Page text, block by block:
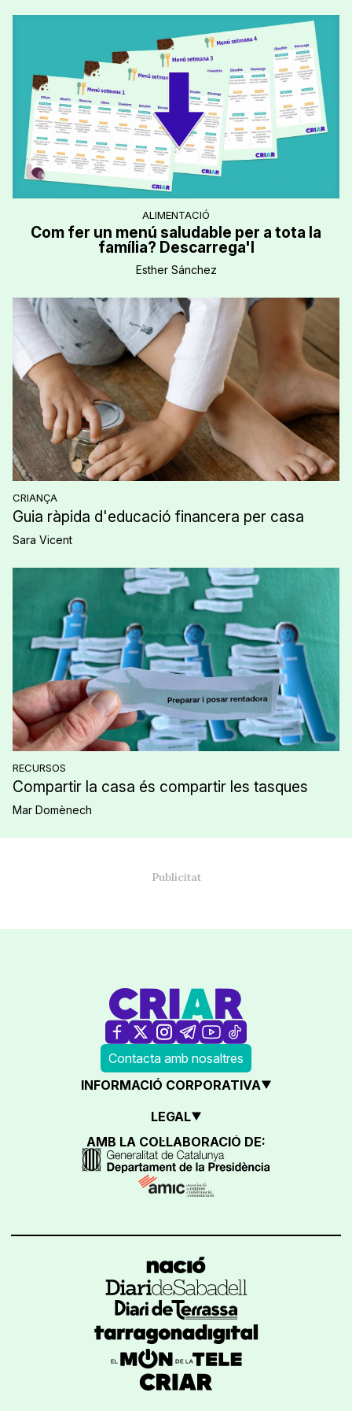
CRIANÇA
Guia ràpida d'educació financera per casa
Sara Vicent
RECURSOS
Compartir la casa és compartir les tasques
Mar Domènech
ALIMENTACIÓ
Com fer un menú saludable per a tota la
família? Descarrega'l
Esther Sánchez
Contacta amb nosaltres
INFORMACIÓ CORPORATIVA
LEGAL
AMB LA COL·LABORACIÓ DE: